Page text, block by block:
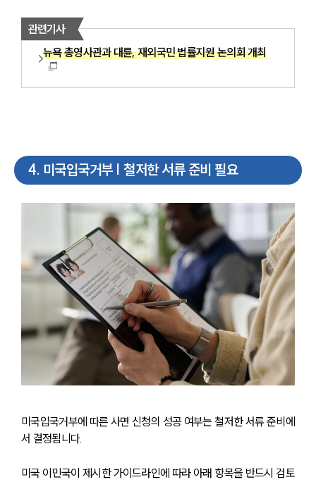
관련기사
뉴욕 총영사관과 대륜, 재외국민 법률지원 논의회 개최
4. 미국입국거부 | 철저한 서류 준비 필요
미국입국거부에 따른 사면 신청의 성공 여부는 철저한 서류 준비에
서 결정됩니다.
미국 이민국이 제시한 가이드라인에 따라 아래 항목을 반드시 검토